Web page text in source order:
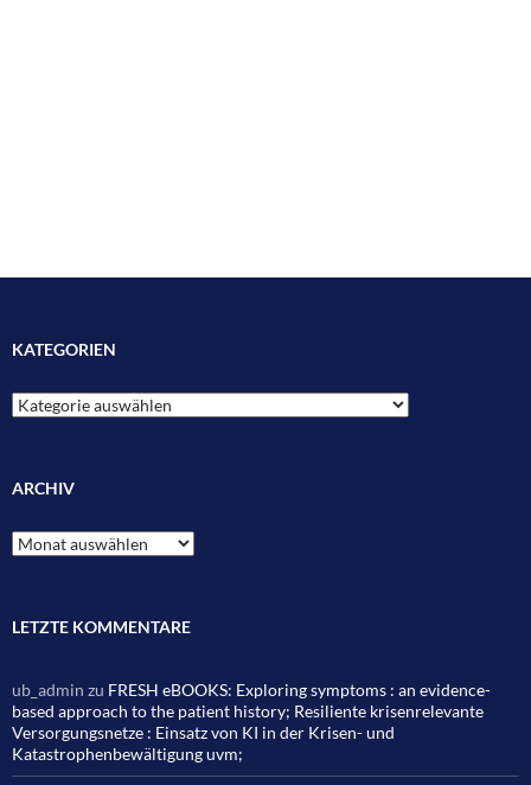
KATEGORIEN
Kategorien
ARCHIV
Archiv
LETZTE KOMMENTARE
ub_admin zu FRESH eBOOKS: Exploring symptoms : an evidence-
based approach to the patient history; Resiliente krisenrelevante
Versorgungsnetze : Einsatz von KI in der Krisen- und
Katastrophenbewältigung uvm;